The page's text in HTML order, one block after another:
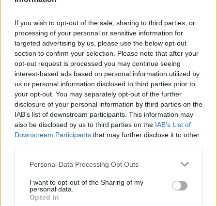
If you wish to opt-out of the sale, sharing to third parties, or
processing of your personal or sensitive information for
targeted advertising by us, please use the below opt-out
section to confirm your selection. Please note that after your
opt-out request is processed you may continue seeing
interest-based ads based on personal information utilized by
us or personal information disclosed to third parties prior to
your opt-out. You may separately opt-out of the further
disclosure of your personal information by third parties on the
IAB’s list of downstream participants. This information may
also be disclosed by us to third parties on the IAB’s List of
Downstream Participants that may further disclose it to other
Personal Data Processing Opt Outs
I want to opt-out of the Sharing of my
personal data.
Opted In
Földünkön található talajvizet.
Bolygónk gazdag élővilágának megismerése,
óvása és megőrzése kiemelt téma volt aPlanet
Budapest 2023 Fenntarthatósági Expón
Your Planetelnevezésű kiállításon az
érdeklődők megtudhatták, hogy miként
tehetnek lépéseket egy fenntarthatóbb élet felé,
hogy ilyen módon részt vegyenek a természet
védelmében.
Kiemelt kép: canva